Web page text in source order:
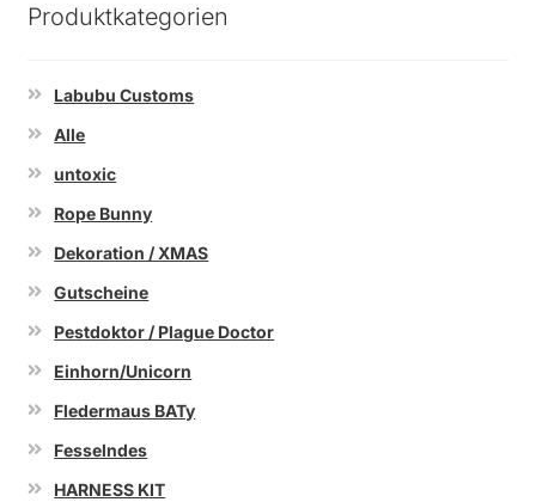
Produktkategorien
Labubu Customs
Alle
untoxic
Rope Bunny
Dekoration / XMAS
Gutscheine
Pestdoktor / Plague Doctor
Einhorn/Unicorn
Fledermaus BATy
Fesselndes
HARNESS KIT